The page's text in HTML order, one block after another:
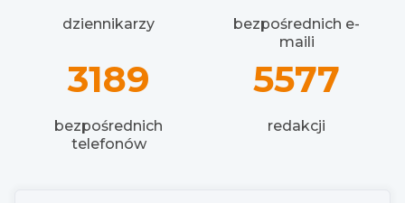
dziennikarzy
bezpośrednich e-
maili
3189
bezpośrednich
telefonów
5577
redakcji